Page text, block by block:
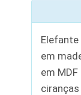
Elefante
em
em